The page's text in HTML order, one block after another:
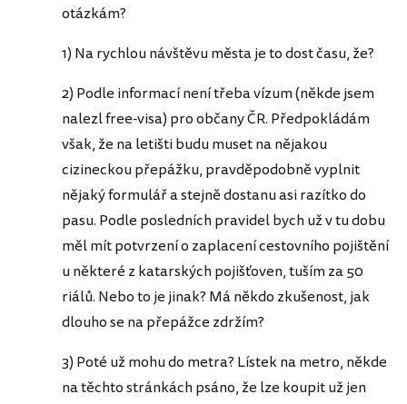
otázkám?
1) Na rychlou návštěvu města je to dost času, že?
2) Podle informací není třeba vízum (někde jsem
nalezl free-visa) pro občany ČR. Předpokládám
však, že na letišti budu muset na nějakou
cizineckou přepážku, pravděpodobně vyplnit
nějaký formulář a stejně dostanu asi razítko do
pasu. Podle posledních pravidel bych už v tu dobu
měl mít potvrzení o zaplacení cestovního pojištění
u některé z katarských pojišťoven, tuším za 50
riálů. Nebo to je jinak? Má někdo zkušenost, jak
dlouho se na přepážce zdržím?
3) Poté už mohu do metra? Lístek na metro, někde
na těchto stránkách psáno, že lze koupit už jen